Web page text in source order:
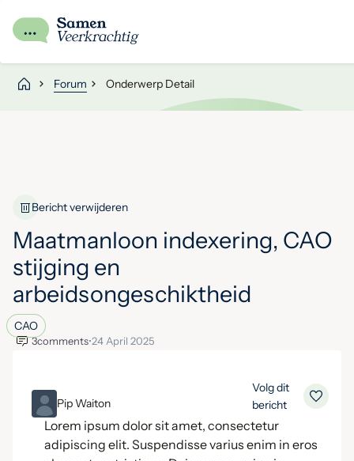
Forum Onderwerp Detail
Bericht verwijderen
Maatmanloon indexering, CAO
stijging en
arbeidsongeschiktheid
CAO
3comments•24 April 2025
ML Pip Waiton
Volg dit
bericht
Lorem ipsum dolor sit amet, consectetur
adipiscing elit. Suspendisse varius enim in eros